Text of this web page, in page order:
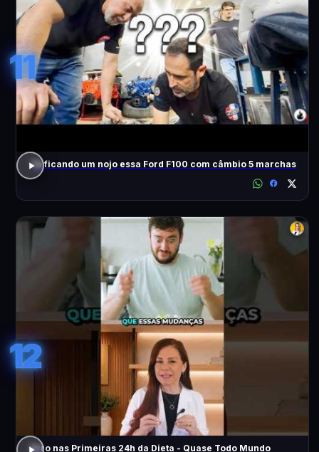
11
Tá ficando um nojo essa Ford F100 com câmbio 5 marchas
12
Erro nas Primeiras 24h da Dieta - Quase Todo Mundo